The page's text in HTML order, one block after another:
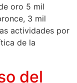
oro 5 mil
3 mil
actividades por
de la
del